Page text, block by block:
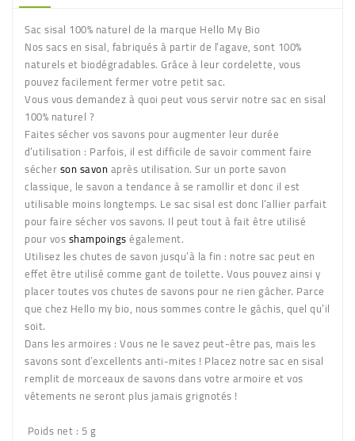
Sac sisal 100% naturel de la marque Hello My Bio
Nos sacs en sisal, fabriqués à partir de l’agave, sont 100%
naturels et biodégradables. Grâce à leur cordelette, vous
pouvez facilement fermer votre petit sac.
Vous vous demandez à quoi peut vous servir notre sac en sisal
100% naturel ?
Faites sécher vos savons pour augmenter leur durée
d’utilisation : Parfois, il est difficile de savoir comment faire
sécherson savonaprès utilisation. Sur un porte savon
classique, le savon a tendance à se ramollir et donc il est
utilisable moins longtemps. Le sac sisal est donc l’allier parfait
pour faire sécher vos savons. Il peut tout à fait être utilisé
pour vosshampoingségalement.
Utilisez les chutes de savon jusqu’à la fin : notre sac peut en
effet être utilisé comme gant de toilette. Vous pouvez ainsi y
placer toutes vos chutes de savons pour ne rien gâcher. Parce
que chez Hello my bio, nous sommes contre le gâchis, quel qu’il
soit.
Dans les armoires : Vous ne le savez peut-être pas, mais les
savons sont d’excellents anti-mites ! Placez notre sac en sisal
remplit de morceaux de savons dans votre armoire et vos
vêtements ne seront plus jamais grignotés !
Poids net : 5 g